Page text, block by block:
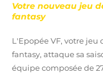
Votre nouveau jeu
fantasy
L'Epopée VF, votre jeu
fantasy, attaque sa
équipe composée de